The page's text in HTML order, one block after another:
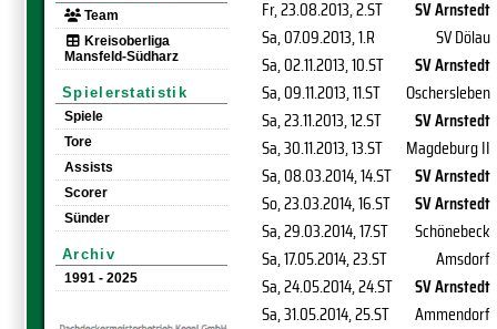
Team
Kreisoberliga
Mansfeld-Südharz
Spielerstatistik
Spiele
Tore
Assists
Scorer
Sünder
Archiv
1991 - 2025
Fr, 23.08.2013, 2.ST SV Arnstedt
Sa, 07.09.2013, 1.R SV Dölau
Sa, 02.11.2013, 10.ST SV Arnstedt
Sa, 09.11.2013, 11.ST Oschersleben
Sa, 23.11.2013, 12.ST SV Arnstedt
Sa, 30.11.2013, 13.ST Magdeburg II
Sa, 08.03.2014, 14.ST SV Arnstedt
So, 23.03.2014, 16.ST SV Arnstedt
Sa, 29.03.2014, 17.ST Schönebeck
Sa, 17.05.2014, 23.ST Amsdorf
Sa, 24.05.2014, 24.ST SV Arnstedt
Sa, 31.05.2014, 25.ST Ammendorf